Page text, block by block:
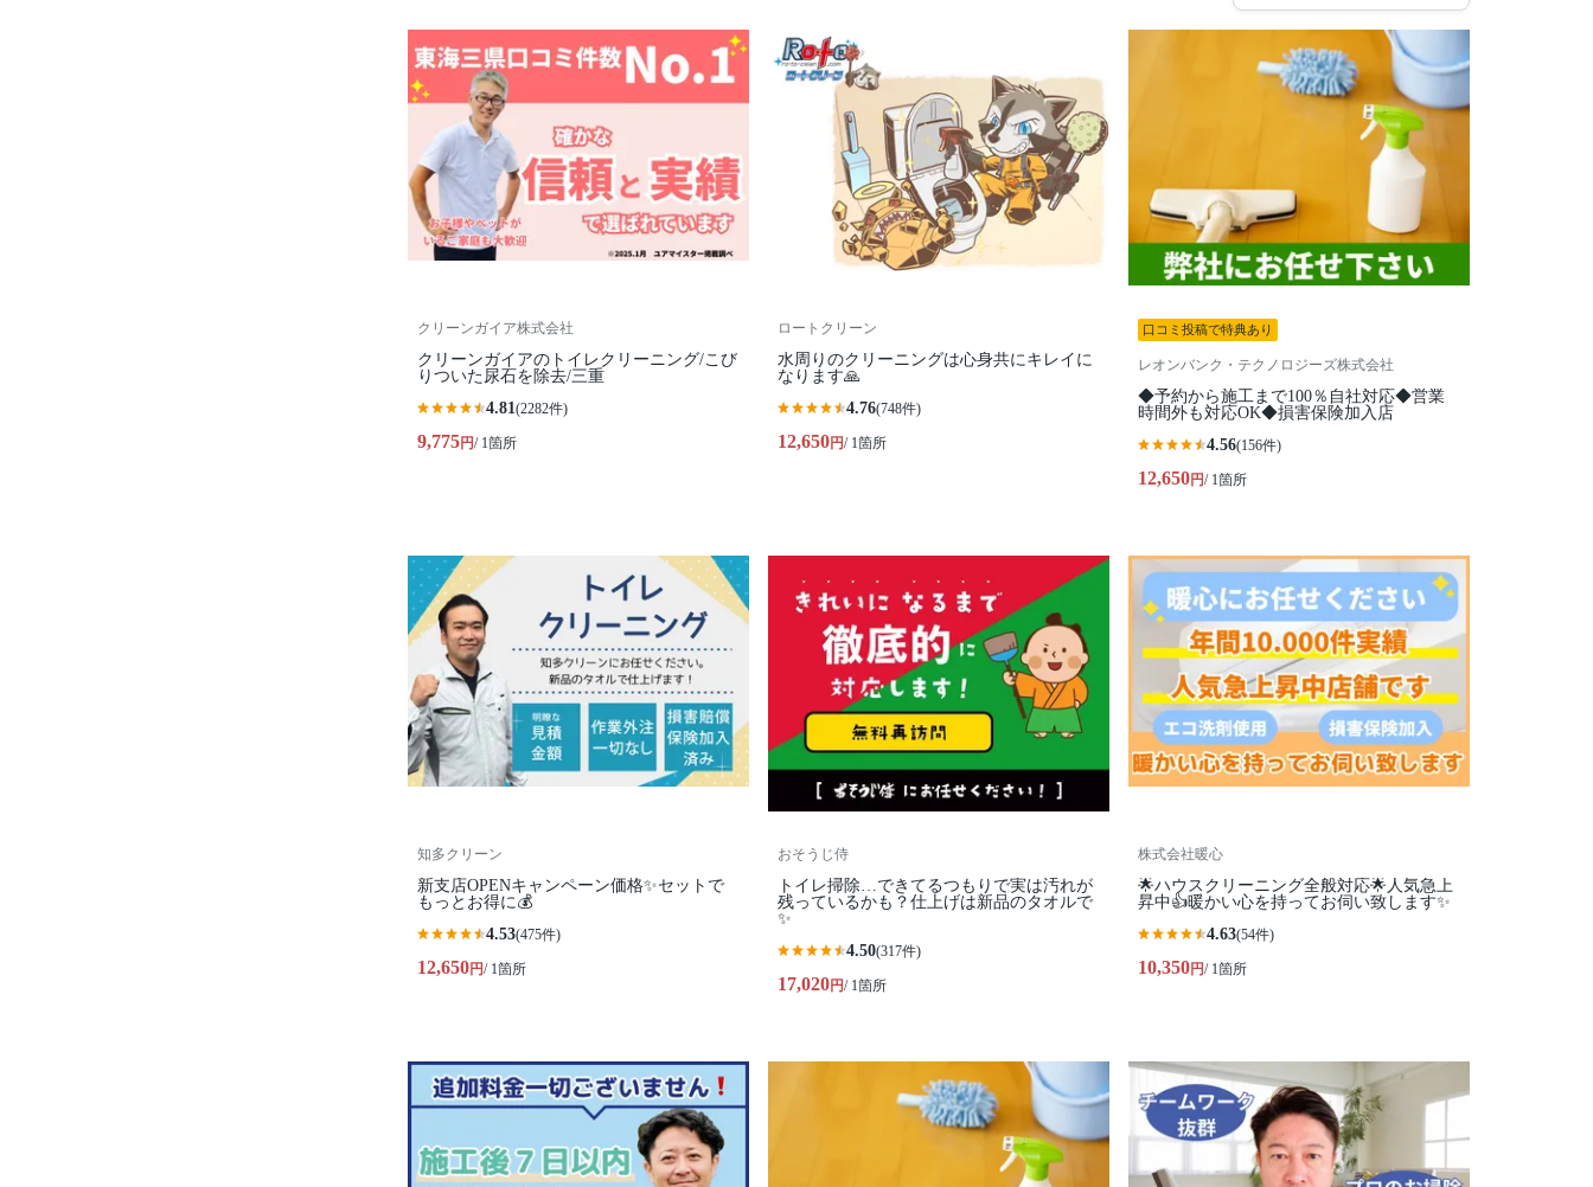
クリーンガイア株式会社
クリーンガイアのトイレクリーニング/こび
りついた尿石を除去/三重
4.81(2282件)
9,775円/ 1箇所
ロートクリーン
水周りのクリーニングは心身共にキレイに
なります🙏
4.76(748件)
12,650円/ 1箇所
口コミ投稿で特典あり
レオンバンク・テクノロジーズ株式会社
◆予約から施工まで100％自社対応◆営業
時間外も対応OK◆損害保険加入店
4.56(156件)
12,650円/ 1箇所
知多クリーン
新支店OPENキャンペーン価格✨セットで
もっとお得に💰
4.53(475件)
12,650円/ 1箇所
おそうじ侍
トイレ掃除…できてるつもりで実は汚れが
残っているかも？仕上げは新品のタオルで
✨
4.50(317件)
17,020円/ 1箇所
株式会社暖心
🌟ハウスクリーニング全般対応🌟人気急上
昇中👍暖かい心を持ってお伺い致します✨
4.63(54件)
10,350円/ 1箇所